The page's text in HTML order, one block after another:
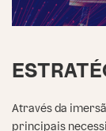
Através da